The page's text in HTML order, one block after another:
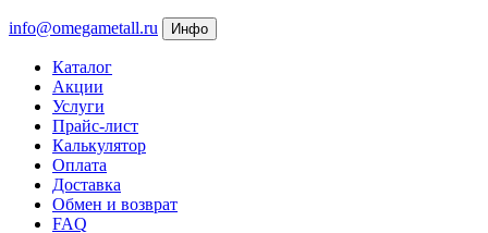
info@omegametall.ru Инфо
Каталог
Акции
Услуги
Прайс-лист
Калькулятор
Оплата
Доставка
Обмен и возврат
FAQ